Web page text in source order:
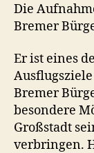
Die
Bremer
Er ist eines
Bremer
besondere
Großstadt
verbringen.